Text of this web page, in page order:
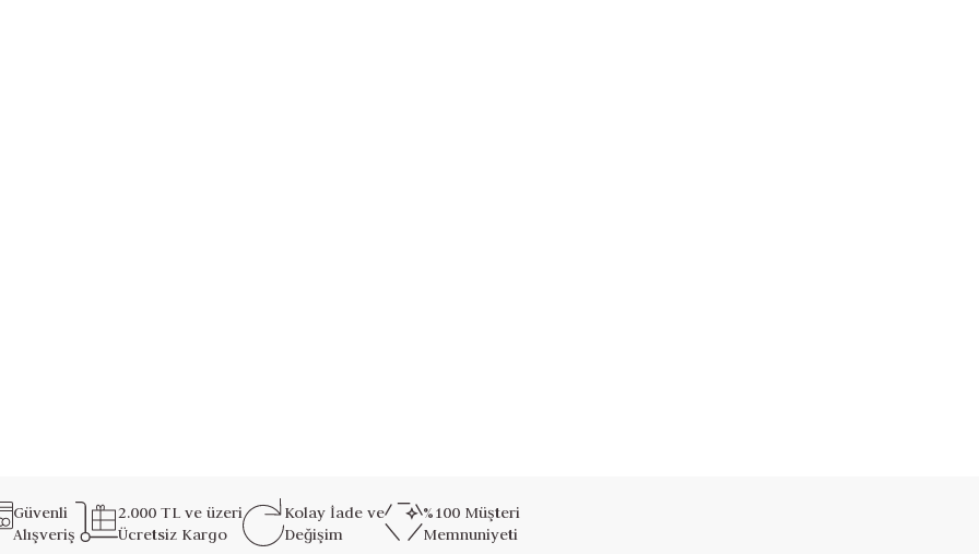
Güvenli
Alışveriş
2.000 TL ve üzeri
Ücretsiz Kargo
Kolay İade ve
Değişim
%100 Müşteri
Memnuniyeti